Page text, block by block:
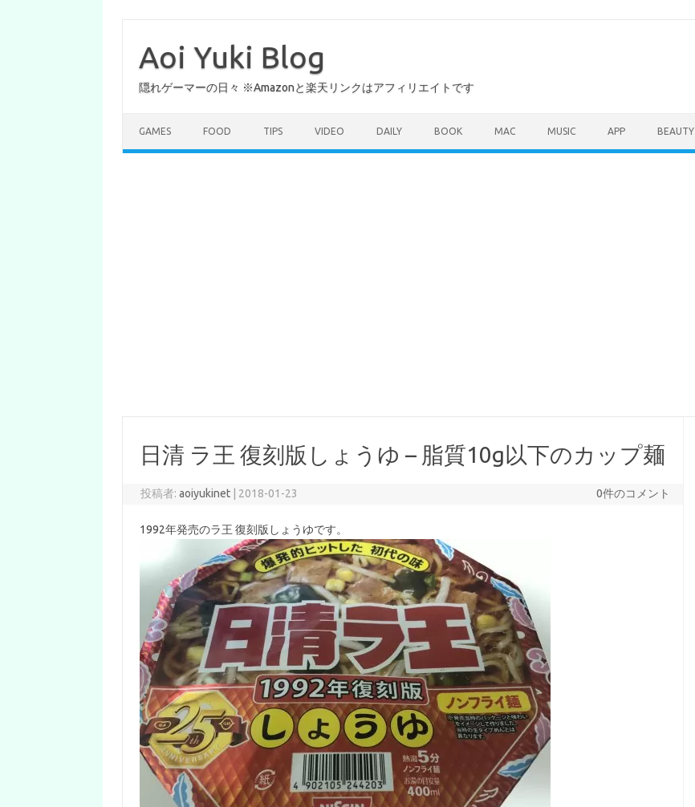
Aoi Yuki Blog
隠れゲーマーの日々 ※Amazonと楽天リンクはアフィリエイトです
GAMES FOOD TIPS VIDEO DAILY BOOK MAC MUSIC APP BEAUTY
日清 ラ王 復刻版しょうゆ – 脂質10g以下のカップ麺
投稿者:aoiyukinet 2018-01-23 0件のコメント
1992年発売のラ王 復刻版しょうゆです。